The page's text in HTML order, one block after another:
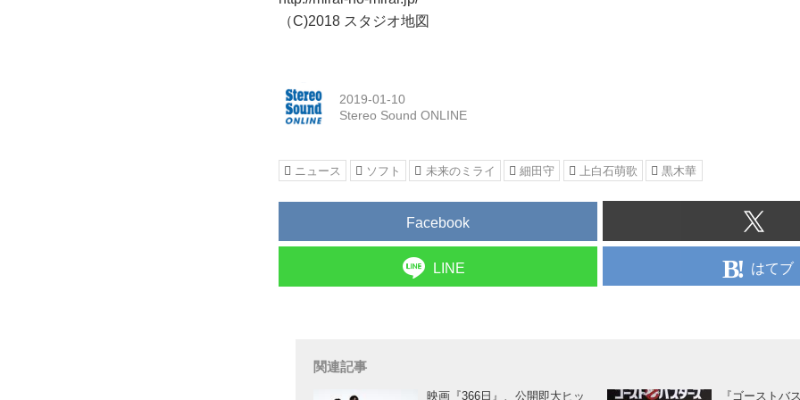
（C)2018 スタジオ地図
2019-01-10
Stereo Sound ONLINE
ニュース ソフト 未来のミライ 細田守 上白石萌歌 黒木華
Facebook
LINE はてブ
関連記事
映画『366日』、公開即大ヒッ 『ゴーストバ